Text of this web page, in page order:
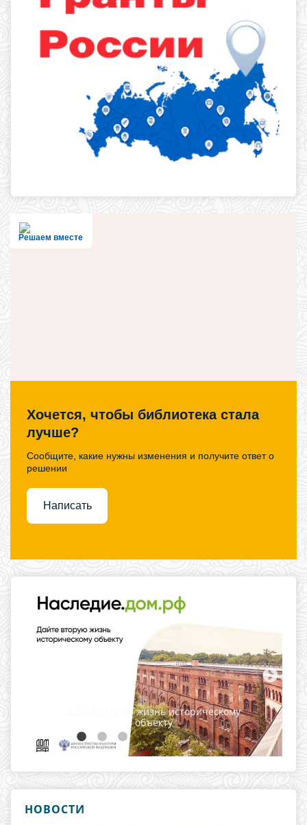
Решаем вместе
Хочется, чтобы библиотека стала
лучше?
Сообщите, какие нужны изменения и получите ответ о
решении
Написать
...
НОВОСТИ